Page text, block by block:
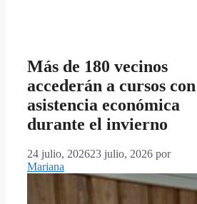
Más de 180 vecinos
accederán a cursos con
asistencia económica
durante el invierno
24 julio, 202623 julio, 2026 por
Mariana